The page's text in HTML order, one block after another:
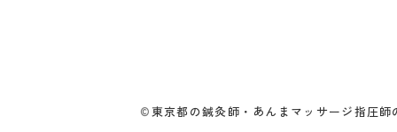
©東京都の鍼灸師・あんまマッサージ指圧